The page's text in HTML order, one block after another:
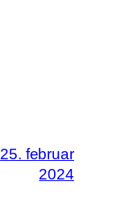
25. februar
2024